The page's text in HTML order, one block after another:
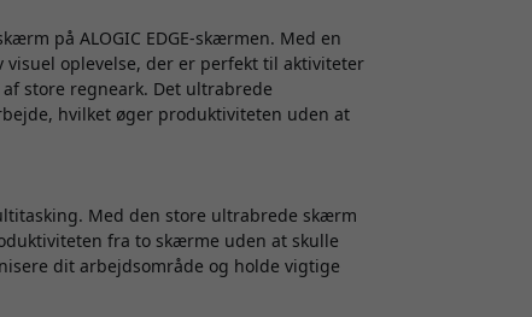
på ALOGIC EDGE-skærmen. Med en
oplevelse, der er perfekt til aktiviteter
store regneark. Det ultrabrede
hvilket øger produktiviteten uden at
Med den store ultrabrede skærm
fra to skærme uden at skulle
dit arbejdsområde og holde vigtige